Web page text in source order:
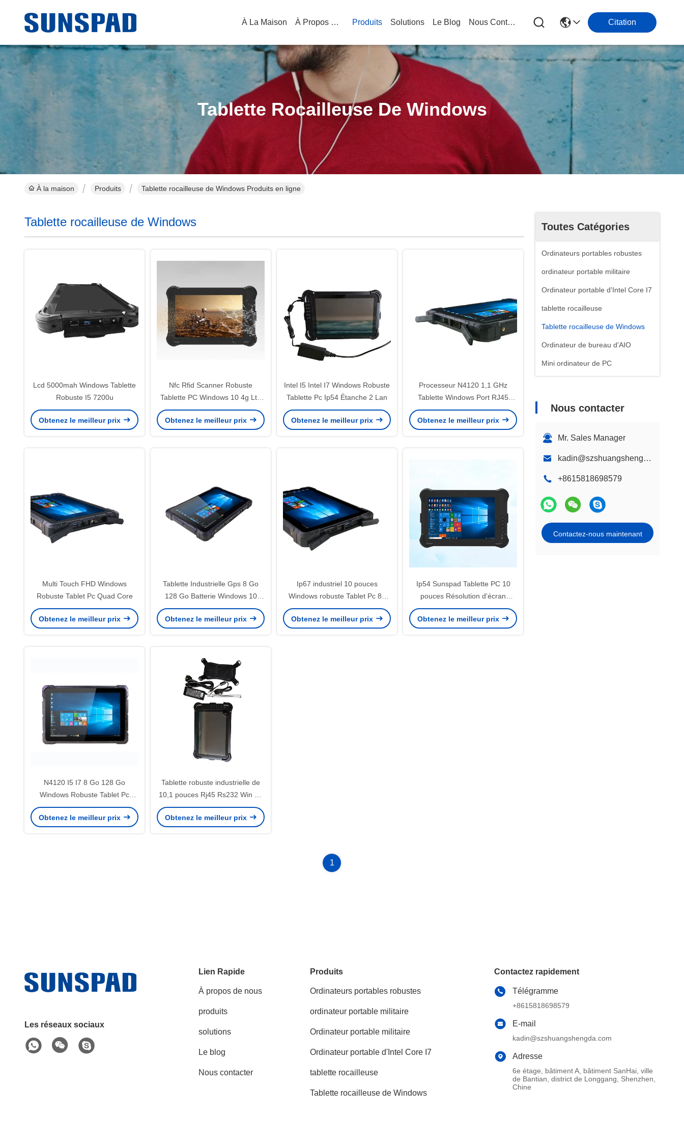
À La Maison À Propos De Nous Produits Solutions Le Blog Nous Contacter Citation
Tablette Rocailleuse De Windows
À la maison Produits Tablette rocailleuse de Windows Produits en ligne
Toutes Catégories
Ordinateurs portables robustes
ordinateur portable militaire
Ordinateur portable d'Intel Core I7
tablette rocailleuse
Tablette rocailleuse de Windows
Ordinateur de bureau d'AIO
Mini ordinateur de PC
Nous contacter
Mr. Sales Manager
kadin@szshuangshengda.com
+8615818698579
Contactez-nous maintenant
Tablette rocailleuse de Windows
Lcd 5000mah Windows Tablette
Robuste I5 7200u
Obtenez le meilleur prix
Nfc Rfid Scanner Robuste
Tablette PC Windows 10 4g Lte
Gps
Obtenez le meilleur prix
Intel I5 Intel I7 Windows Robuste
Tablette Pc Ip54 Étanche 2 Lan
Obtenez le meilleur prix
Processeur N4120 1,1 GHz
Tablette Windows Port RJ45
Gigabit robuste
Obtenez le meilleur prix
Multi Touch FHD Windows
Robuste Tablet Pc Quad Core
Obtenez le meilleur prix
Tablette Industrielle Gps 8 Go
128 Go Batterie Windows 10
8000mah
Obtenez le meilleur prix
Ip67 industriel 10 pouces
Windows robuste Tablet Pc 8g
Ram 128gb ROM
Obtenez le meilleur prix
Ip54 Sunspad Tablette PC 10
pouces Résolution d'écran
robuste 1920 × 1200
Obtenez le meilleur prix
N4120 I5 I7 8 Go 128 Go
Windows Robuste Tablet Pc
Lecteur de codes à barres
industriel d'empreintes digitales
Obtenez le meilleur prix
Tablette robuste industrielle de
10,1 pouces Rj45 Rs232 Win 10
Win 11 Pro Os I5 I7
Obtenez le meilleur prix
1
Les réseaux sociaux
Lien Rapide
À propos de nous
produits
solutions
Le blog
Nous contacter
Produits
Ordinateurs portables robustes
ordinateur portable militaire
Ordinateur portable militaire
Ordinateur portable d'Intel Core I7
tablette rocailleuse
Tablette rocailleuse de Windows
Contactez rapidement
Télégramme
+8615818698579
E-mail
kadin@szshuangshengda.com
Adresse
6e étage, bâtiment A, bâtiment SanHai, ville
de Bantian, district de Longgang, Shenzhen,
Chine